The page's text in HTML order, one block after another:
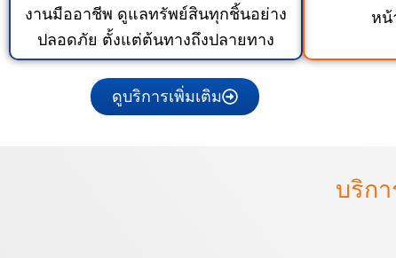
งานมืออาชีพ ดูแลทรัพย์สินทุกชิ้นอย่าง
ปลอดภัย ตั้งแต่ต้นทางถึงปลายทาง
หน้
ดูบริการเพิ่มเติม
บริก